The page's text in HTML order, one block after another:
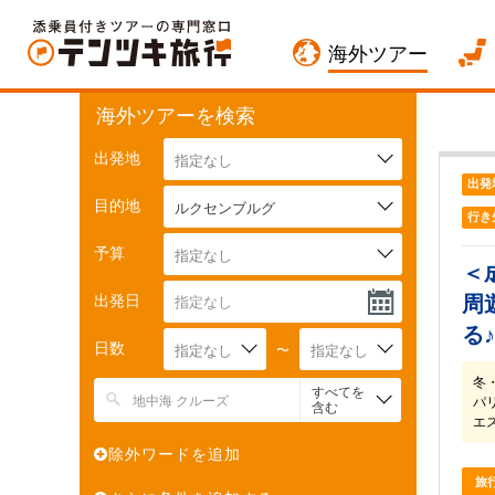
海外ツアー
海外ツアーを検索
出発地 指定なし
目的地 ルクセンブルグ
予算 指定なし
出発日
日数 指定なし 〜 指定なし
すべてを
含む
除外ワードを追加
出発
行き
＜
周
る♪
冬
パ
エ
旅